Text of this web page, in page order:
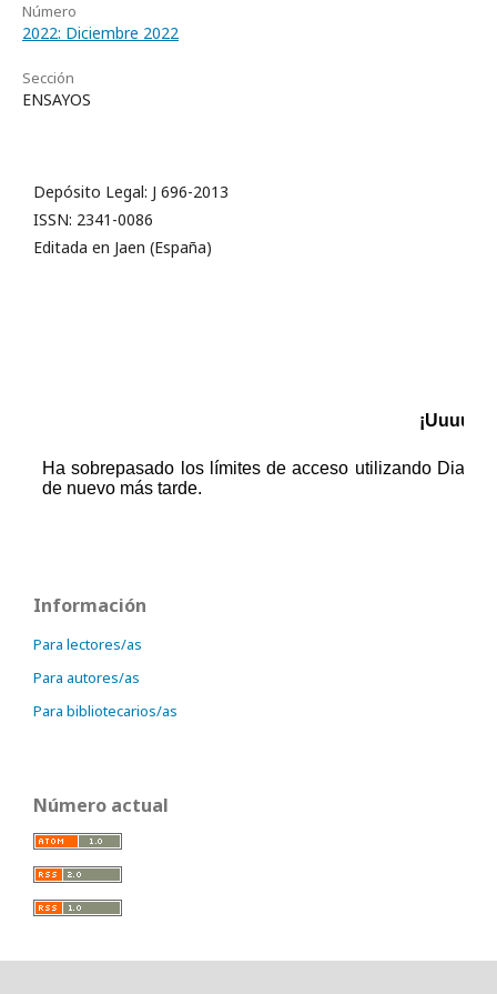
Número
2022: Diciembre 2022
Sección
ENSAYOS
Depósito Legal: J 696-2013
ISSN: 2341-0086
Editada en Jaen (España)
Información
Para lectores/as
Para autores/as
Para bibliotecarios/as
Número actual